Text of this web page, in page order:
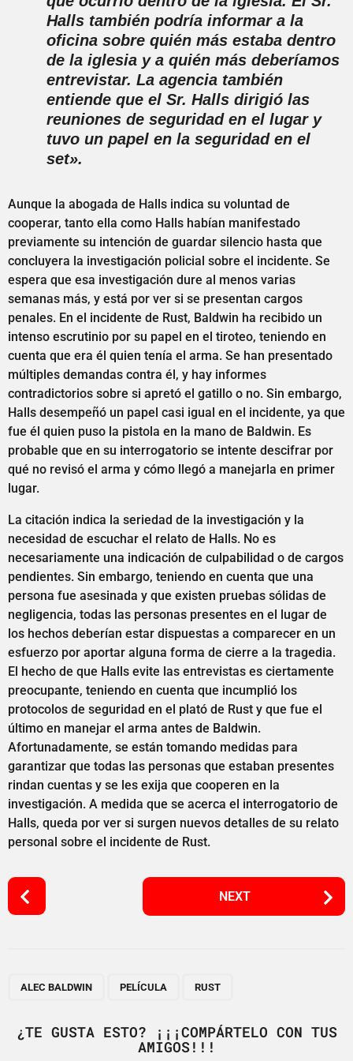
Halls también podría informar a la
oficina sobre quién más estaba dentro
de la iglesia y a quién más deberíamos
entrevistar. La agencia también
entiende que el Sr. Halls dirigió las
reuniones de seguridad en el lugar y
tuvo un papel en la seguridad en el
set».
Aunque la abogada de Halls indica su voluntad de
cooperar, tanto ella como Halls habían manifestado
previamente su intención de guardar silencio hasta que
concluyera la investigación policial sobre el incidente. Se
espera que esa investigación dure al menos varias
semanas más, y está por ver si se presentan cargos
penales. En el incidente de Rust, Baldwin ha recibido un
intenso escrutinio por su papel en el tiroteo, teniendo en
cuenta que era él quien tenía el arma. Se han presentado
múltiples demandas contra él, y hay informes
contradictorios sobre si apretó el gatillo o no. Sin embargo,
Halls desempeñó un papel casi igual en el incidente, ya que
fue él quien puso la pistola en la mano de Baldwin. Es
probable que en su interrogatorio se intente descifrar por
qué no revisó el arma y cómo llegó a manejarla en primer
lugar.
La citación indica la seriedad de la investigación y la
necesidad de escuchar el relato de Halls. No es
necesariamente una indicación de culpabilidad o de cargos
pendientes. Sin embargo, teniendo en cuenta que una
persona fue asesinada y que existen pruebas sólidas de
negligencia, todas las personas presentes en el lugar de
los hechos deberían estar dispuestas a comparecer en un
esfuerzo por aportar alguna forma de cierre a la tragedia.
El hecho de que Halls evite las entrevistas es ciertamente
preocupante, teniendo en cuenta que incumplió los
protocolos de seguridad en el plató de Rust y que fue el
último en manejar el arma antes de Baldwin.
Afortunadamente, se están tomando medidas para
garantizar que todas las personas que estaban presentes
rindan cuentas y se les exija que cooperen en la
investigación. A medida que se acerca el interrogatorio de
Halls, queda por ver si surgen nuevos detalles de su relato
personal sobre el incidente de Rust.
P
o
NEXT
ALEC BALDWIN PELÍCULA RUST
¿TE GUSTA ESTO? ¡¡¡COMPÁRTELO CON TUS
AMIGOS!!!